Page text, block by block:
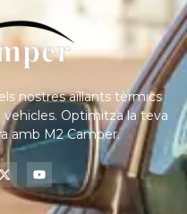
nostres aïllants tèrmics
Optimitza la teva
amb M2 Camper.